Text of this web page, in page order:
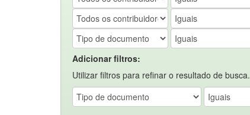
Adicionar filtros:
Utilizar filtros para refinar o resultado de busca.